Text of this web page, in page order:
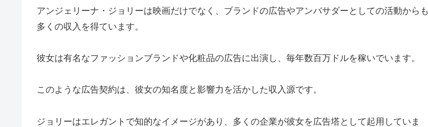
アンジェリーナ・ジョリーは映画だけでなく、ブランドの広告やアンバサダーとしての活動からも
多くの収入を得ています。
彼女は有名なファッションブランドや化粧品の広告に出演し、毎年数百万ドルを稼いでいます。
このような広告契約は、彼女の知名度と影響力を活かした収入源です。
ジョリーはエレガントで知的なイメージがあり、多くの企業が彼女を広告塔として起用していま